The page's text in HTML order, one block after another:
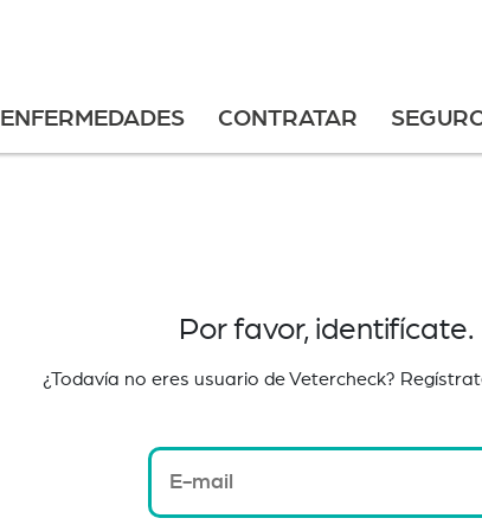
ENFERMEDADES CONTRATAR
Por favor, identifícate.
¿Todavía no eres usuario de Vetercheck?